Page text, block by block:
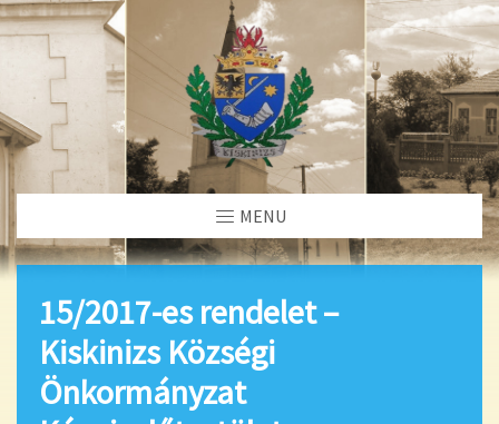
MENU
15/2017-es rendelet –
Kiskinizs Községi
Önkormányzat